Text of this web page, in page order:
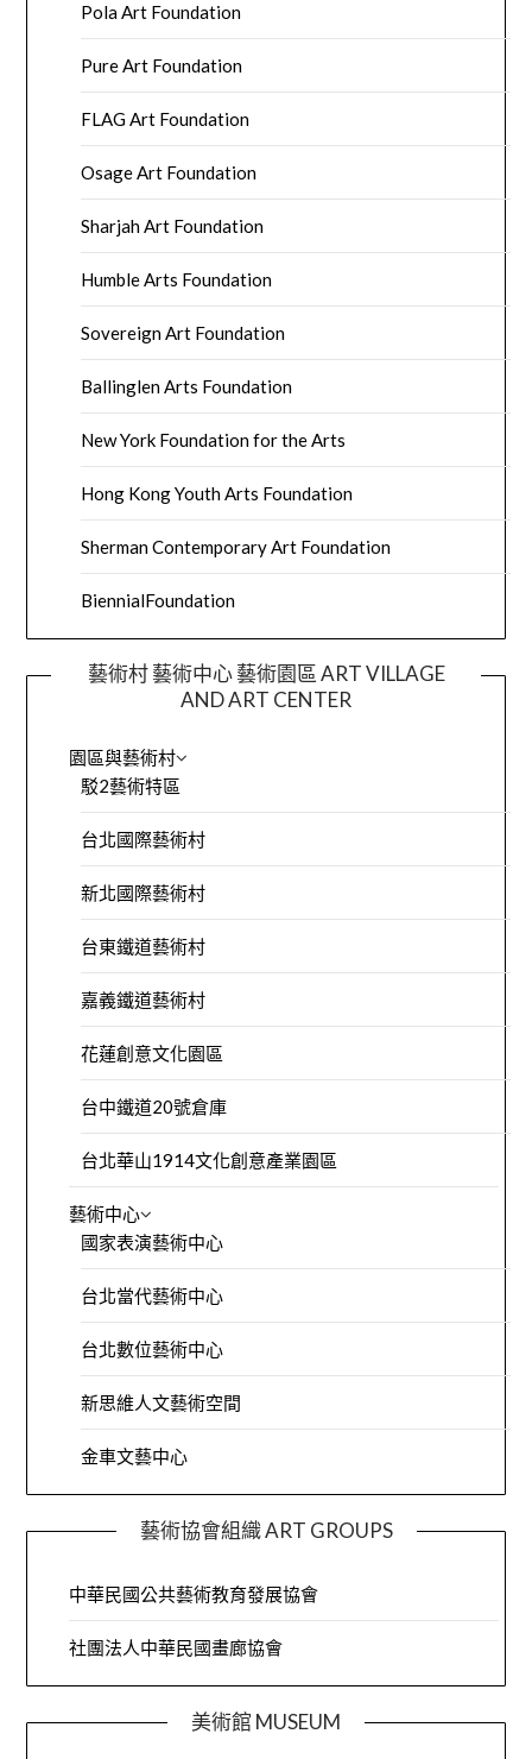
Pola Art Foundation
Pure Art Foundation
FLAG Art Foundation
Osage Art Foundation
Sharjah Art Foundation
Humble Arts Foundation
Sovereign Art Foundation
Ballinglen Arts Foundation
New York Foundation for the Arts
Hong Kong Youth Arts Foundation
Sherman Contemporary Art Foundation
BiennialFoundation
藝術村 藝術中心 藝術園區 ART VILLAGE
AND ART CENTER
園區與藝術村
駁2藝術特區
台北國際藝術村
新北國際藝術村
台東鐵道藝術村
嘉義鐵道藝術村
花蓮創意文化園區
台中鐵道20號倉庫
台北華山1914文化創意產業園區
藝術中心
國家表演藝術中心
台北當代藝術中心
台北數位藝術中心
新思維人文藝術空間
金車文藝中心
藝術協會組織 ART GROUPS
中華民國公共藝術教育發展協會
社團法人中華民國畫廊協會
美術館 MUSEUM